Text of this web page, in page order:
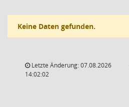
Keine Daten gefunden.
Letzte Änderung: 07.08.2026
14:02:02